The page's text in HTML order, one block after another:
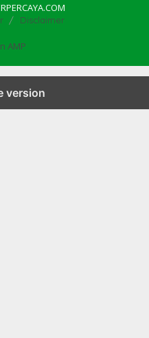
Disclaimer
AMP
version